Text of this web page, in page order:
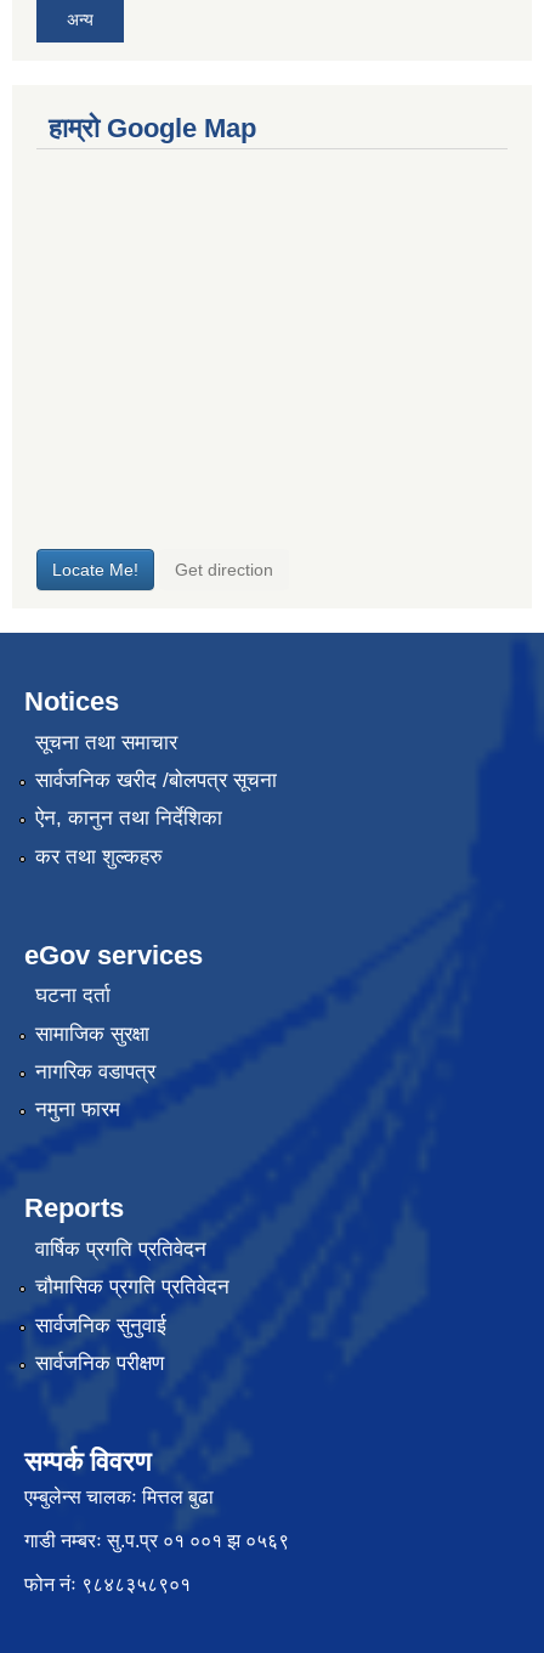
अन्य
हाम्रो Google Map
Notices
सूचना तथा समाचार
सार्वजनिक खरीद /बोलपत्र सूचना
ऐन, कानुन तथा निर्देशिका
कर तथा शुल्कहरु
eGov services
घटना दर्ता
सामाजिक सुरक्षा
नागरिक वडापत्र
नमुना फारम
Reports
वार्षिक प्रगति प्रतिवेदन
चौमासिक प्रगति प्रतिवेदन
सार्वजनिक सुनुवाई
सार्वजनिक परीक्षण
सम्पर्क विवरण
एम्बुलेन्स चालकः मित्तल बुढा
गाडी नम्बरः सु.प.प्र ०१ ००१ झ ०५६९
फोन नंः ९८४८३५८९०१